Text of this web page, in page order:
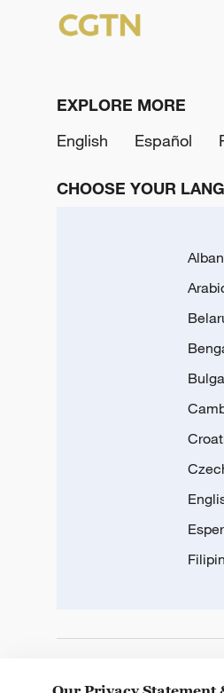
EXPLORE MORE
English
Español
CHOOSE YOUR